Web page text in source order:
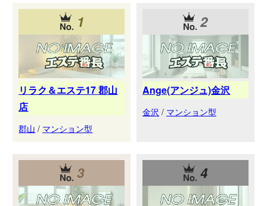
1
リラク＆エステ17 郡山
店
郡山 / マンション型
2
Ange(アンジュ)金沢
金沢 / マンション型
3 4